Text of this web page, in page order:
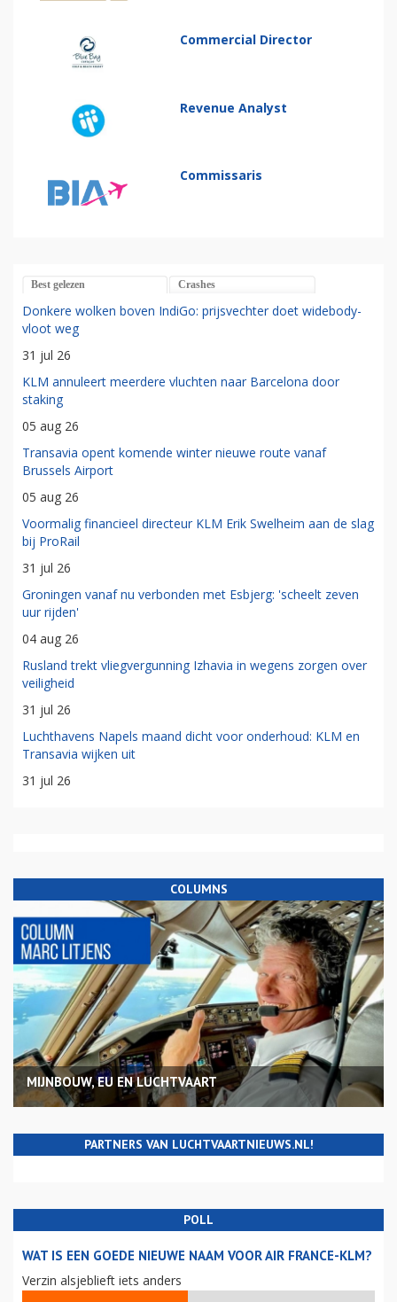
Commercial Director
Revenue Analyst
Commissaris
Best gelezen Crashes
Donkere wolken boven IndiGo: prijsvechter doet widebody-
vloot weg
31 jul 26
KLM annuleert meerdere vluchten naar Barcelona door
staking
05 aug 26
Transavia opent komende winter nieuwe route vanaf
Brussels Airport
05 aug 26
Voormalig financieel directeur KLM Erik Swelheim aan de slag
bij ProRail
31 jul 26
Groningen vanaf nu verbonden met Esbjerg: 'scheelt zeven
uur rijden'
04 aug 26
Rusland trekt vliegvergunning Izhavia in wegens zorgen over
veiligheid
31 jul 26
Luchthavens Napels maand dicht voor onderhoud: KLM en
Transavia wijken uit
31 jul 26
COLUMNS
MIJNBOUW, EU EN LUCHTVAART
PARTNERS VAN LUCHTVAARTNIEUWS.NL!
POLL
WAT IS EEN GOEDE NIEUWE NAAM VOOR AIR FRANCE-KLM?
Verzin alsjeblieft iets anders